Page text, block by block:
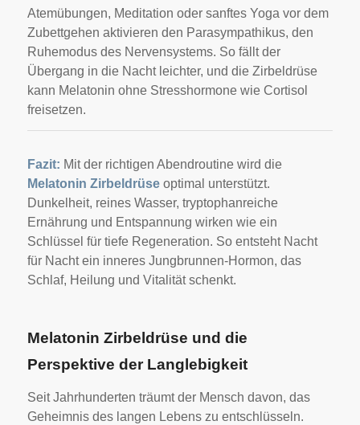
Atemübungen, Meditation oder sanftes Yoga vor dem
Zubettgehen aktivieren den Parasympathikus, den
Ruhemodus des Nervensystems. So fällt der
Übergang in die Nacht leichter, und die Zirbeldrüse
kann Melatonin ohne Stresshormone wie Cortisol
freisetzen.
Fazit: Mit der richtigen Abendroutine wird die
Melatonin Zirbeldrüseoptimal unterstützt.
Dunkelheit, reines Wasser, tryptophanreiche
Ernährung und Entspannung wirken wie ein
Schlüssel für tiefe Regeneration. So entsteht Nacht
für Nacht ein inneres Jungbrunnen-Hormon, das
Schlaf, Heilung und Vitalität schenkt.
Melatonin Zirbeldrüse und die
Perspektive der Langlebigkeit
Seit Jahrhunderten träumt der Mensch davon, das
Geheimnis des langen Lebens zu entschlüsseln.